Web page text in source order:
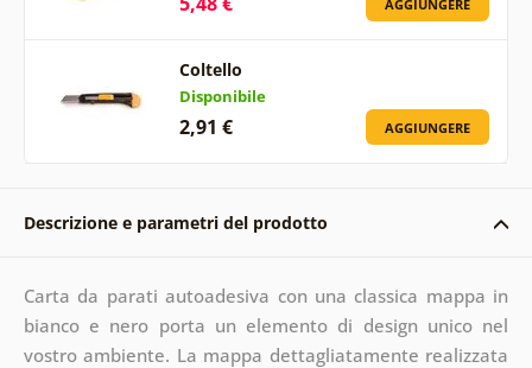
AGGIUNGERE
Coltello
Disponibile
2,91 € AGGIUNGERE
Descrizione e parametri del prodotto
Carta da parati autoadesiva con una classica mappa in
bianco e nero porta un elemento di design unico nel
vostro ambiente. La mappa dettagliatamente realizzata